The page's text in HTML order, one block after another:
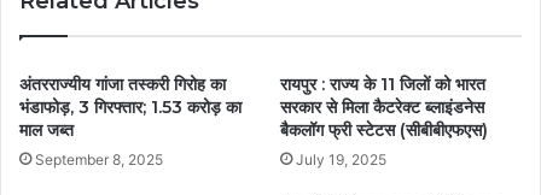
अंतरराज्यीय गांजा तस्करी गिरोह का
भंडाफोड़, 3 गिरफ्तार; 1.53 करोड़ का
माल जब्त
September 8, 2025
रायपुर : राज्य के 11 जिलों को भारत
सरकार से मिला कैटरेक्ट ब्लाइंडनेस
बैकलॉग फ्री स्टेटस (सीबीबीएफएस)
July 19, 2025